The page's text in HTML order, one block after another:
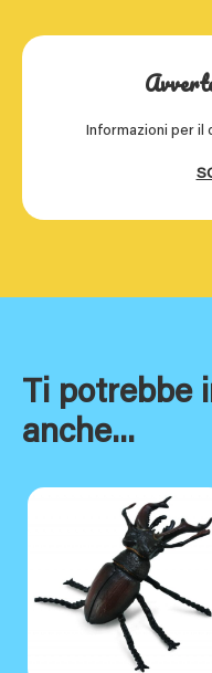
Informazioni per
Ti potrebbe
anche...